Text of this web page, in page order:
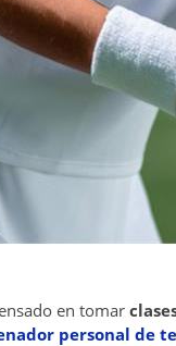
en tomar
personal de